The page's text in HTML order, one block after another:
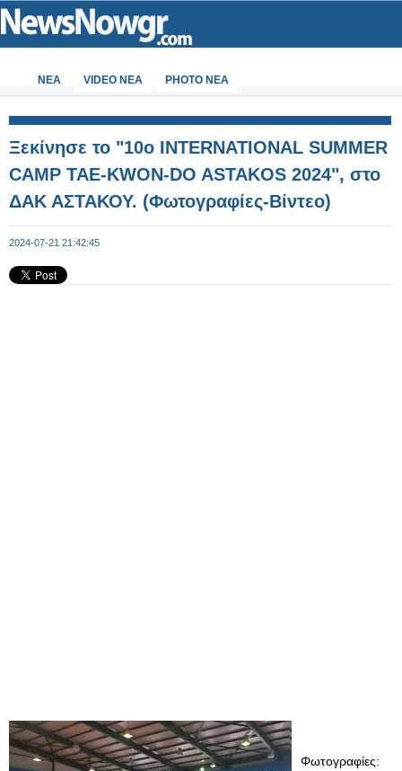
ΝΕΑ VIDEO NEA PHOTO NEA
Ξεκίνησε το "10ο INTERNATIONAL SUMMER
CAMP TAE-KWON-DO ASTAKOS 2024", στο
ΔΑΚ ΑΣΤΑΚΟΥ. (Φωτογραφίες-Βίντεο)
2024-07-21 21:42:45
Φωτογραφίες: